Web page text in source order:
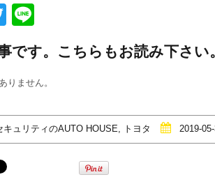
T
tt
er
e
です。こちらもお読み下さい。
りません。
キュリティのAUTO HOUSE トヨタ 2019-